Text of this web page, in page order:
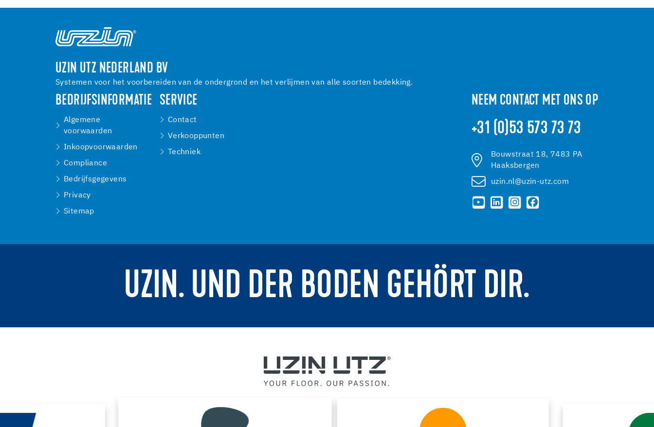
UZIN UTZ NEDERLAND BV
Systemen voor het voorbereiden van de ondergrond en het verlijmen van alle soorten bedekking.
BEDRIJFSINFORMATIE
Algemene
voorwaarden
Inkoopvoorwaarden
Compliance
Bedrijfsgegevens
Privacy
Sitemap
SERVICE
Contact
Verkooppunten
Techniek
NEEM CONTACT MET ONS OP
+31 (0)53 573 73 73
Bouwstraat 18, 7483 PA
Haaksbergen
uzin.nl@uzin-utz.com
UZIN. UND DER BODEN GEHÖRT DIR.